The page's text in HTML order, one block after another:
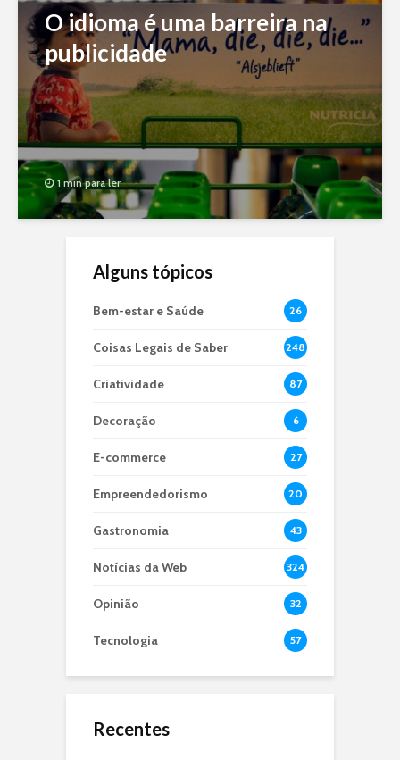
O idioma é uma barreira na
publicidade
1 min para ler
Alguns tópicos
Bem-estar e Saúde 26
Coisas Legais de Saber 248
Criatividade 87
Decoração 6
E-commerce 27
Empreendedorismo 20
Gastronomia 43
Notícias da Web 324
Opinião 32
Tecnologia 57
Recentes